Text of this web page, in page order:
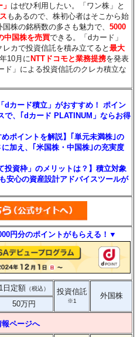
はぜひ利用したい。「ワン株」と
もあるので、株初心者はそこから始
株の銘柄数の多さも魅力で、5000
中国株を売買できる。「dカード」
レカで投資信託を積み立てると最大
10月に NTTドコモと業務提携を発表
ド」による投資信託のクレカ積立な
カード積立」がおすすめ！ ポイン
で、｢dカード PLATINUM」ならお得
ポイントを解説】｢単元未満株｣の
加え、｢米国株・中国株｣の充実度
資枠」のメリットは？】積立対象
安心の資産設計アドバイスツールが
円分のポイントがもらえる！▼
1日定額 （税込） 投資信託
※1
外国株
50万円
ページへ